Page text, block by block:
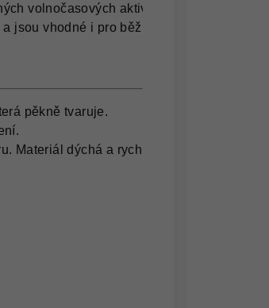
volnočasových aktivitách.
jsou vhodné i pro běžné nošení.
pěkně tvaruje.
Materiál dýchá a rychle schne.